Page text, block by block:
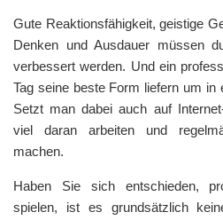
Gute Reaktionsfähigkeit, geistige
Denken und Ausdauer müssen
verbessert werden. Und ein
Tag seine beste Form liefern um in
Setzt man dabei auch auf
viel daran arbeiten und
machen.
Haben Sie sich entschieden,
spielen, ist es grundsätzlich